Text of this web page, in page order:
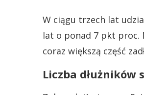
W ciągu trzech lat
lat o ponad 7 pkt proc.
coraz większą część
Liczba dłużników